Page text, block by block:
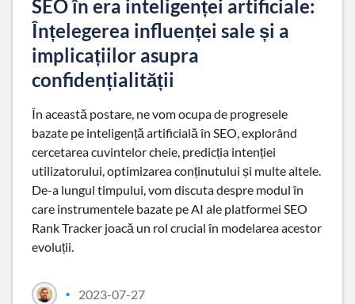
SEO în era inteligenței artificiale:
Înțelegerea influenței sale și a
implicațiilor asupra
confidențialității
În această postare, ne vom ocupa de progresele
bazate pe inteligență artificială în SEO, explorând
cercetarea cuvintelor cheie, predicția intenției
utilizatorului, optimizarea conținutului și multe altele.
De-a lungul timpului, vom discuta despre modul în
care instrumentele bazate pe AI ale platformei SEO
Rank Tracker joacă un rol crucial în modelarea acestor
evoluții.
• 2023-07-27